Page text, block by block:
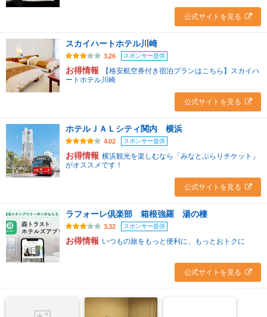
公式サイトを見る
スカイハートホテル川崎
3.26 スポンサー提供
お得情報
【格安航空券付き宿泊プランはこちら】スカイハ
ートホテル川崎
公式サイトを見る
ホテルＪＡＬシティ関内 横浜
4.02 スポンサー提供
お得情報 横浜観光を楽しむなら「みなとぶらりチケット」
がオススメです！
公式サイトを見る
ラフォーレ倶楽部 箱根強羅 湯の棲
3.32 スポンサー提供
お得情報 いつもの旅をもっと便利に、もっとおトクに
公式サイトを見る